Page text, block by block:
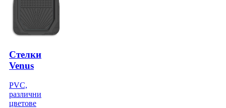
Стелки
Venus
PVC,
различни
цветове